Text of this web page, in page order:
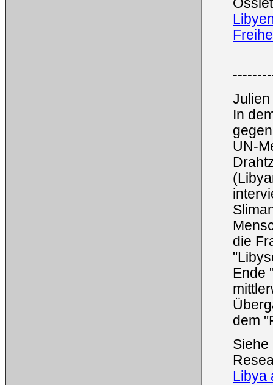
Julien
In
UN-
die
Ende
dem
Siehe
Libya